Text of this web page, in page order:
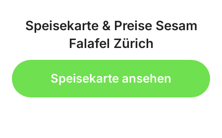
Speisekarte & Preise Sesam
Falafel Zürich
Speisekarte ansehen